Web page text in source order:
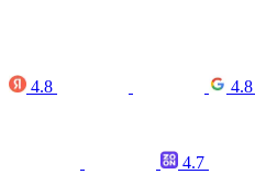
4.8 4.8
4.7